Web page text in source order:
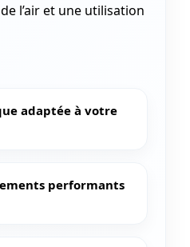
l’air et une utilisation
adaptée à votre
performants